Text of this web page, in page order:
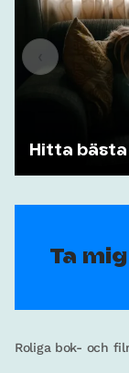
Hitta
Ta
Roliga bok- och